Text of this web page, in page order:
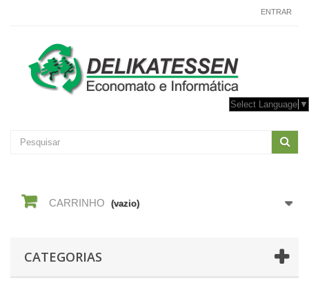
ENTRAR
Select Language ▼
CARRINHO (vazio)
CATEGORIAS